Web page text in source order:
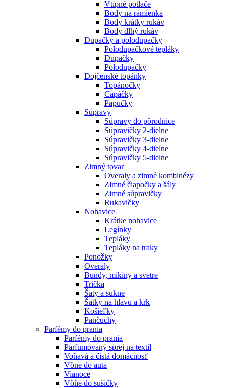
Vtipné potlače
Body na ramienka
Body krátky rukáv
Body dlhý rukáv
Dupačky a polodupačky
Polodupačkové tepláky
Dupačky
Polodupačky
Dojčenské topánky
Topánočky
Capáčky
Papučky
Súpravy
Súpravy do pôrodnice
Súpravičky 2-dielne
Súpravičky 3-dielne
Súpravičky 4-dielne
Súpravičky 5-dielne
Zimný tovar
Overaly a zimné kombinézy
Zimné čiapočky a šály
Zimné súpravičky
Rukavičky
Nohavice
Krátke nohavice
Legínky
Tepláky
Tepláky na traky
Ponožky
Overaly
Bundy, mikiny a svetre
Trička
Šaty a sukne
Šatky na hlavu a krk
Košieľky
Pančuchy
Parfémy do prania
Parfémy do prania
Parfumovaný sprej na textil
Voňavá a čistá domácnosť
Vône do auta
Vianoce
Vôňe do sušičky